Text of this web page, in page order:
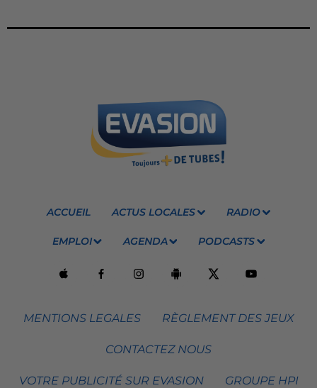
ACCUEIL ACTUS LOCALES RADIO
EMPLOI AGENDA PODCASTS
MENTIONS LEGALES RÈGLEMENT DES JEUX
CONTACTEZ NOUS
VOTRE PUBLICITÉ SUR EVASION GROUPE HPI